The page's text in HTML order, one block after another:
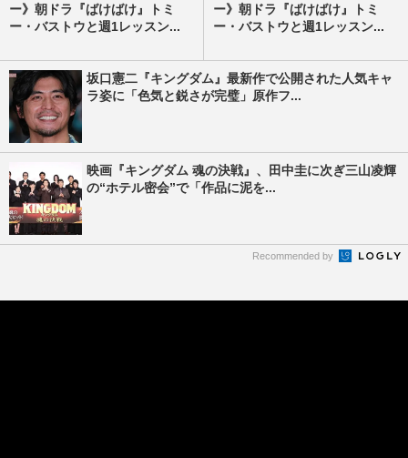
ー》朝ドラ『ばけばけ』トミ
ー・バストウと週1レッスン...
ー》朝ドラ『ばけばけ』トミ
ー・バストウと週1レッスン...
坂口憲二『キングダム』最新作で公開された人気キャ
ラ姿に「色気と鋭さが完璧」原作フ...
映画『キングダム 魂の決戦』、田中圭に次ぎ三山凌輝
の“ホテル密会”で「作品に泥を...
Recommended by